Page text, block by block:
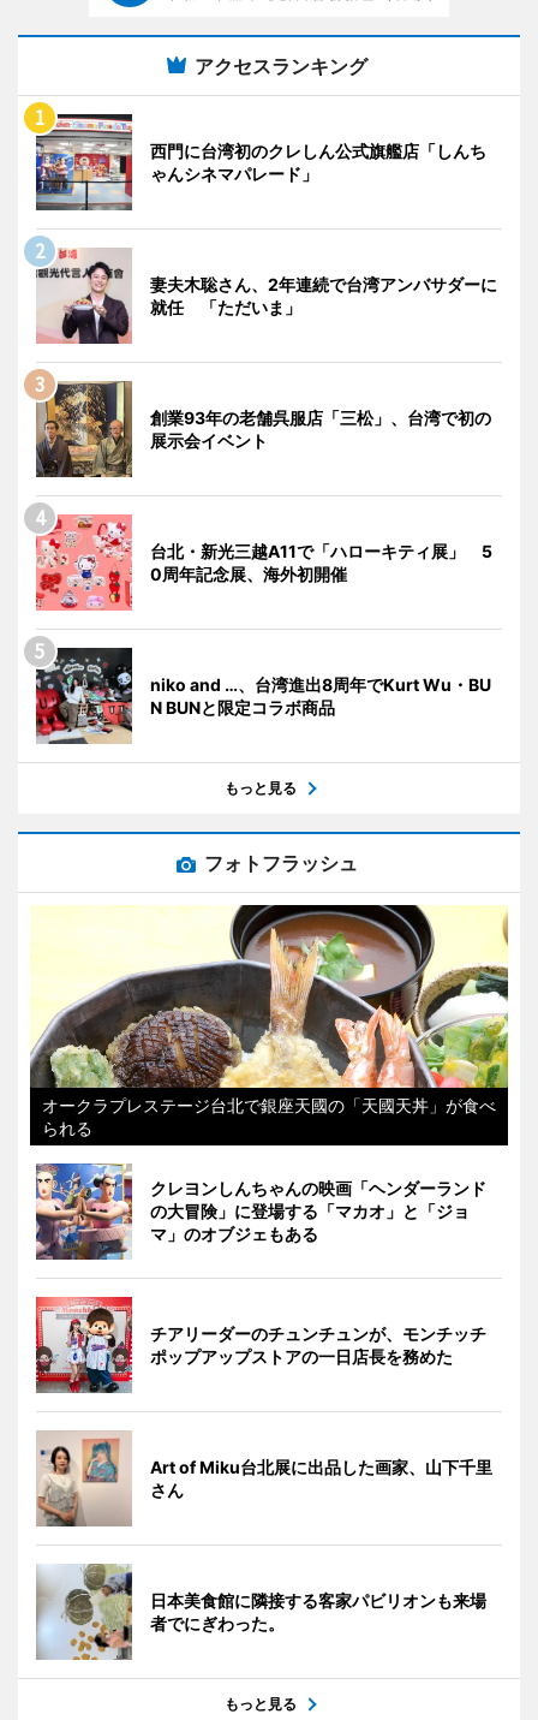
アクセスランキング
西門に台湾初のクレしん公式旗艦店「しんち
ゃんシネマパレード」
妻夫木聡さん、2年連続で台湾アンバサダーに
就任 「ただいま」
創業93年の老舗呉服店「三松」、台湾で初の
展示会イベント
台北・新光三越A11で「ハローキティ展」 5
0周年記念展、海外初開催
niko and …、台湾進出8周年でKurt Wu・BU
N BUNと限定コラボ商品
もっと見る
フォトフラッシュ
オークラプレステージ台北で銀座天國の「天國天丼」が食べ
られる
クレヨンしんちゃんの映画「ヘンダーランド
の大冒険」に登場する「マカオ」と「ジョ
マ」のオブジェもある
チアリーダーのチュンチュンが、モンチッチ
ポップアップストアの一日店長を務めた
Art of Miku台北展に出品した画家、山下千里
さん
日本美食館に隣接する客家パビリオンも来場
者でにぎわった。
もっと見る